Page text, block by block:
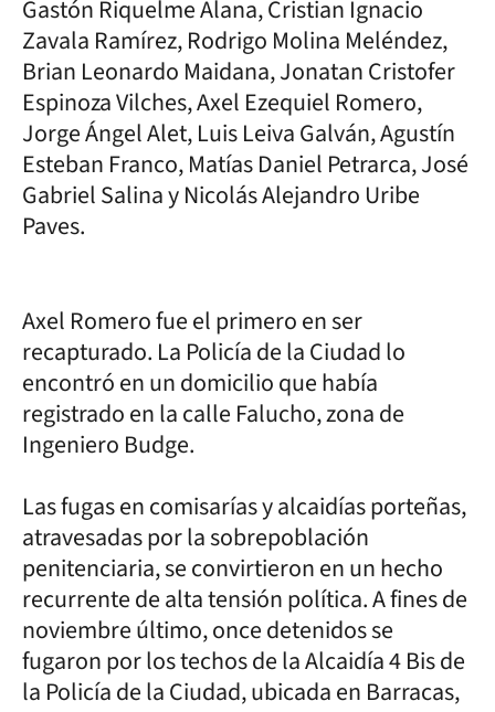
Gastón Riquelme Alana, Cristian Ignacio
Zavala Ramírez, Rodrigo Molina Meléndez,
Brian Leonardo Maidana, Jonatan Cristofer
Espinoza Vilches, Axel Ezequiel Romero,
Jorge Ángel Alet, Luis Leiva Galván, Agustín
Esteban Franco, Matías Daniel Petrarca, José
Gabriel Salina y Nicolás Alejandro Uribe
Paves.
Axel Romero fue el primero en ser
recapturado. La Policía de la Ciudad lo
encontró en un domicilio que había
registrado en la calle Falucho, zona de
Ingeniero Budge.
Las fugas en comisarías y alcaidías porteñas,
atravesadas por la sobrepoblación
penitenciaria, se convirtieron en un hecho
recurrente de alta tensión política. A fines de
noviembre último, once detenidos se
fugaron por los techos de la Alcaidía 4 Bis de
la Policía de la Ciudad, ubicada en Barracas,